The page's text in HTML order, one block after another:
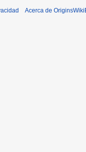
Acerca de